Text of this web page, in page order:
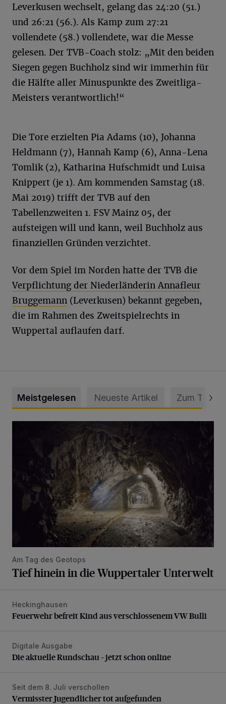
Leverkusen wechselt, gelang das 24:20 (51.)
und 26:21 (56.). Als Kamp zum 27:21
vollendete (58.) vollendete, war die Messe
gelesen. Der TVB-Coach stolz: „Mit den beiden
Siegen gegen Buchholz sind wir immerhin für
die Hälfte aller Minuspunkte des Zweitliga-
Meisters verantwortlich!“
Die Tore erzielten Pia Adams (10), Johanna
Heldmann (7), Hannah Kamp (6), Anna-Lena
Tomlik (2), Katharina Hufschmidt und Luisa
Knippert (je 1). Am kommenden Samstag (18.
Mai 2019) trifft der TVB auf den
Tabellenzweiten 1. FSV Mainz 05, der
aufsteigen will und kann, weil Buchholz aus
finanziellen Gründen verzichtet.
Vor dem Spiel im Norden hatte der TVB die
Verpflichtung der Niederländerin Annafleur
Bruggemann (Leverkusen) bekannt gegeben,
die im Rahmen des Zweitspielrechts in
Wuppertal auflaufen darf.
Meistgelesen Neueste Artikel Zum Thema
Am Tag des Geotops
Tief hinein in die Wuppertaler Unterwelt
Feuerwehr befreit Kind aus verschlossenem VW Bulli
Heckinghausen
Feuerwehr befreit Kind aus verschlossenem VW Bulli
Die aktuelle Rundschau – jetzt schon online
Digitale Ausgabe
Die aktuelle Rundschau – jetzt schon online
Vermisster Jugendlicher tot aufgefunden
Seit dem 8. Juli verschollen
Vermisster Jugendlicher tot aufgefunden